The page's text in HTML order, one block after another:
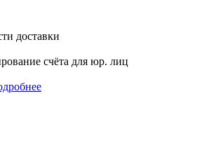
доставки
счёта для юр. лиц